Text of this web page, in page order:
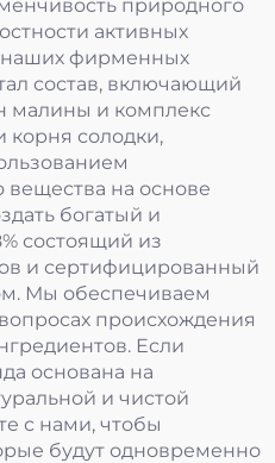
природного
активных
фирменных
состав, включающий
малины и комплекс
корня солодки,
вещества на основе
богатый и
состоящий из
и сертифицированный
Мы обеспечиваем
происхождения
Если
основана на
и чистой
с нами, чтобы
будут одновременно